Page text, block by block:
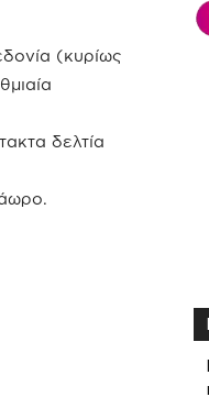
(κυρίως
δελτία